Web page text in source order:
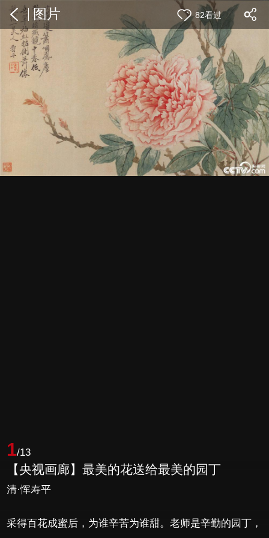
图片 82看过
1/13
【央视画廊】最美的花送给最美的园丁
清·恽寿平
采得百花成蜜后，为谁辛苦为谁甜。老师是辛勤的园丁，